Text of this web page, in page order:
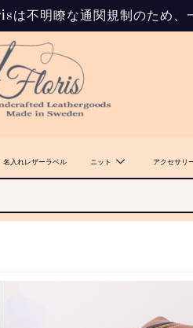
不明瞭な通関規制のため、
名入れレザーラベル ニット アクセサリ